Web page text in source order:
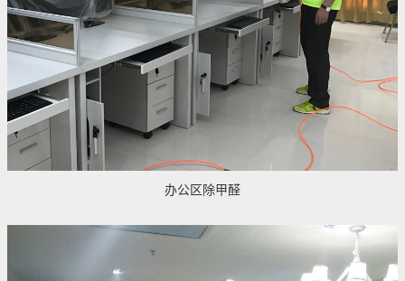
办公区除甲醛